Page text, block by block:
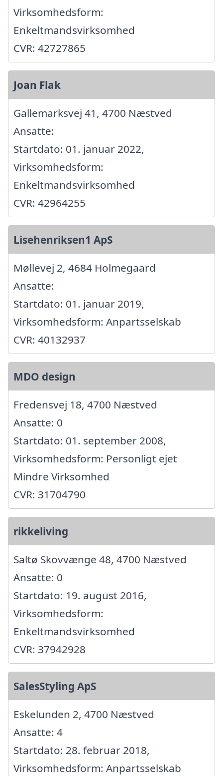
Virksomhedsform:
Enkeltmandsvirksomhed
CVR: 42727865
Joan Flak
Gallemarksvej 41, 4700 Næstved
Ansatte:
Startdato: 01. januar 2022,
Virksomhedsform:
Enkeltmandsvirksomhed
CVR: 42964255
Lisehenriksen1 ApS
Møllevej 2, 4684 Holmegaard
Ansatte:
Startdato: 01. januar 2019,
Virksomhedsform: Anpartsselskab
CVR: 40132937
MDO design
Fredensvej 18, 4700 Næstved
Ansatte: 0
Startdato: 01. september 2008,
Virksomhedsform: Personligt ejet
Mindre Virksomhed
CVR: 31704790
rikkeliving
Saltø Skovvænge 48, 4700 Næstved
Ansatte: 0
Startdato: 19. august 2016,
Virksomhedsform:
Enkeltmandsvirksomhed
CVR: 37942928
SalesStyling ApS
Eskelunden 2, 4700 Næstved
Ansatte: 4
Startdato: 28. februar 2018,
Virksomhedsform: Anpartsselskab